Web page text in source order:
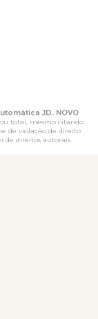
JD. NOVO
total, mesmo citando
de violação de direito
de direitos autorais.